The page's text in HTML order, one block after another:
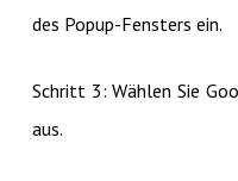
des Popup-Fensters ein.
Schritt 3: Wählen Sie
aus.